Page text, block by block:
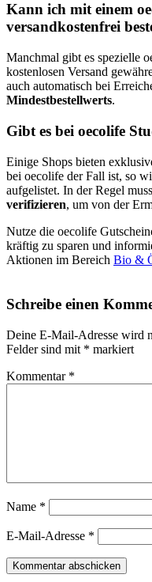
Kann ich mit einem
versandkostenfrei
Manchmal gibt es spezielle
kostenlosen Versand
auch automatisch bei
Mindestbestellwerts.
Gibt es bei oecolife
Einige Shops bieten
bei oecolife der Fall ist, so
aufgelistet. In der Regel
verifizieren, um von der
Nutze die oecolife
kräftig zu sparen und
Aktionen im Bereich Bio &
Schreibe einen
Deine E-Mail-Adresse wird
Felder sind mit * markiert
Kommentar *
Name *
E-Mail-Adresse *